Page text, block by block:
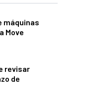
máquinas
Move
revisar
de